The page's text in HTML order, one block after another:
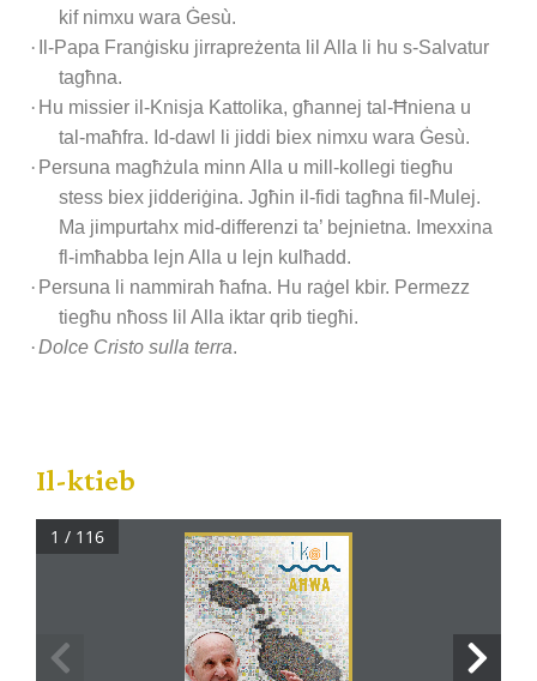
kif nimxu wara Ġesù.
·
Il-Papa Franġisku jirrapreżenta lil Alla li hu s-Salvatur
tagħna.
· Hu missier il-Knisja Kattolika, għannej tal-Ħniena u
tal-maħfra. Id-dawl li jiddi biex nimxu wara Ġesù.
· Persuna magħżula minn Alla u mill-kollegi tiegħu
stess biex jidderiġina. Jgħin il-fidi tagħna fil-Mulej.
Ma jimpurtahx mid-differenzi ta’ bejnietna. Imexxina
fl-imħabba lejn Alla u lejn kulħadd.
· Persuna li nammirah ħafna. Hu raġel kbir. Permezz
tiegħu nħoss lil Alla iktar qrib tiegħi.
·Dolce Cristo sulla terra.
Il-ktieb
1 / 116